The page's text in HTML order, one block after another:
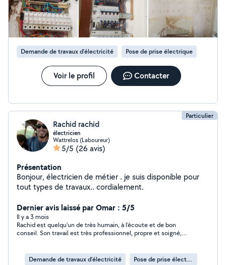
Demande de travaux d’électricité Pose de prise électrique
Voir le profil Contacter
Particulier
Rachid rachid
électricien
Wattrelos (Laboureur)
5/5 (26 avis)
Présentation
Bonjour, électricien de métier . je suis disponible pour
tout types de travaux.. cordialement.
Dernier avis laissé par Omar : 5/5
Il y a 3 mois
Rachid est quelqu’un de très humain, à l’écoute et de bon
conseil. Son travail est très professionnel, propre et soigné,
Demande de travaux d’électricité
Pose de prise électrique